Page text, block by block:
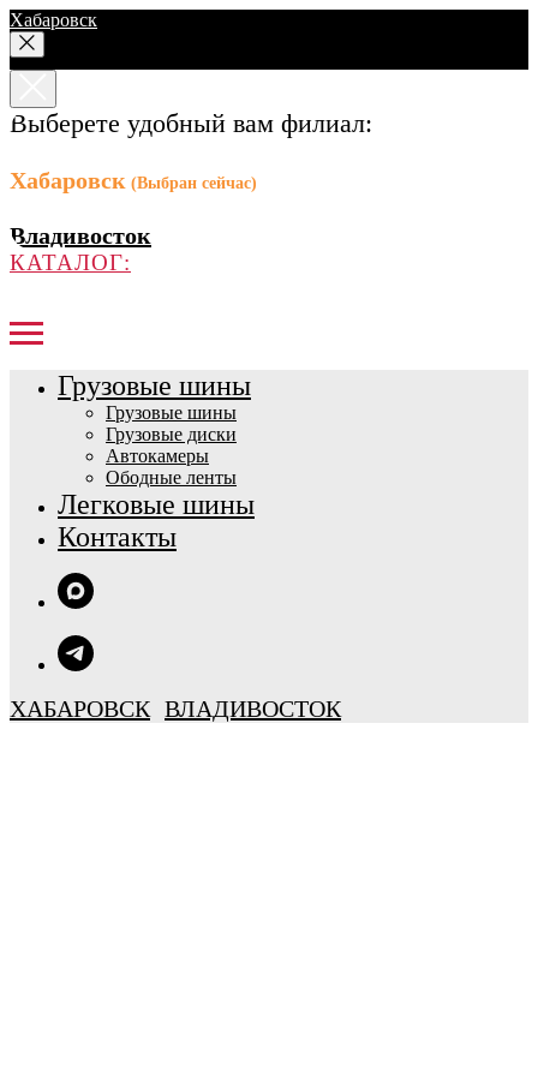
Хабаровск
Выберете удобный вам филиал:
Хабаровск (Выбран сейчас)
Владивосток
КАТАЛОГ:
Грузовые шины
Грузовые шины
Грузовые диски
Автокамеры
Ободные ленты
Легковые шины
Контакты
ХАБАРОВСК ВЛАДИВОСТОК